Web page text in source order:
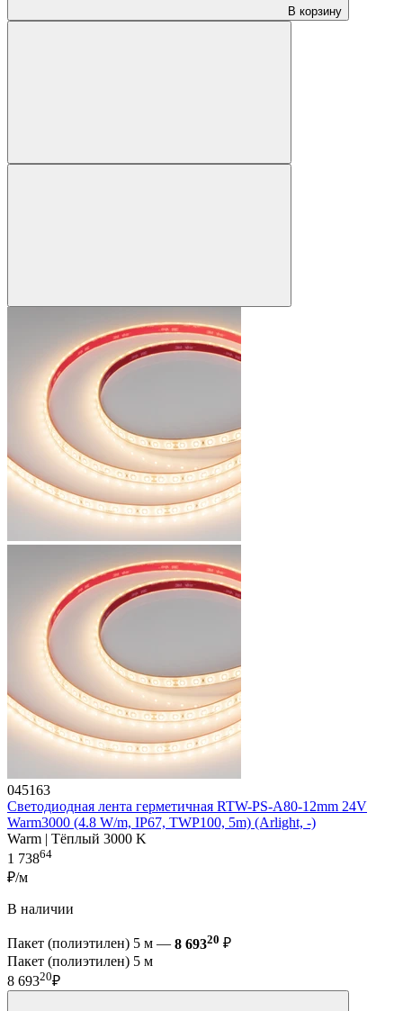
В корзину
045163
Светодиодная лента герметичная RTW-PS-A80-12mm 24V
Warm3000 (4.8 W/m, IP67, TWP100, 5m) (Arlight, -)
Warm | Тёплый 3000 K
1 73864
₽/м
В наличии
Пакет (полиэтилен) 5 м — 8 69320 ₽
Пакет (полиэтилен) 5 м
8 69320₽